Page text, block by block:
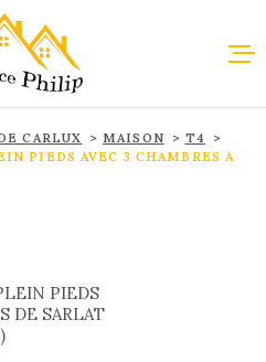
CARLUX MAISON
T4
PIEDS AVEC 3 CHAMBRES A
PIEDS
DE SARLAT